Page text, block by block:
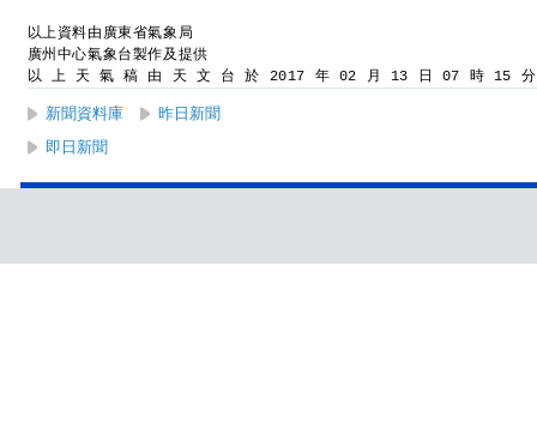
以上資料由廣東省氣象局
廣州中心氣象台製作及提供
以 上 天 氣 稿 由 天 文 台 於 2017 年 02 月 13 日 07 時 15
新聞資料庫
昨日新聞
即日新聞